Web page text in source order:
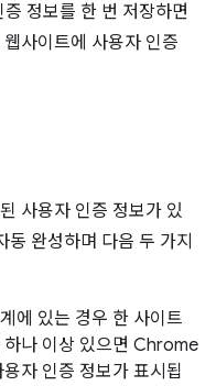
정보를 한 번 저장하면
사이트에 사용자 인증
사용자 인증 정보가 있
완성하며 다음 두 가지
에 있는 경우 한 사이트
하나 이상 있으면 Chrome
자 인증 정보가 표시됩